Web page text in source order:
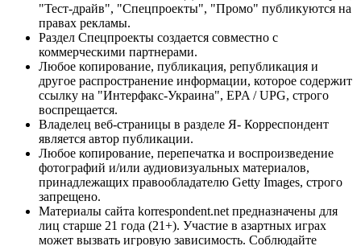
"Тест-драйв", "Спецпроекты", "Промо" публикуются на
правах рекламы.
Раздел Спецпроекты создается совместно с
коммерческими партнерами.
Любое копирование, публикация, републикация и
другое распространение информации, которое содержит
ссылку на "Интерфакс-Украина", EPA / UPG, строго
воспрещается.
Владелец веб-страницы в разделе Я- Корреспондент
является автор публикации.
Любое копирование, перепечатка и воспроизведение
фотографий и/или аудиовизуальных материалов,
принадлежащих правообладателю Getty Images, строго
запрещено.
Материалы сайта korrespondent.net предназначены для
лиц старше 21 года (21+). Участие в азартных играх
может вызвать игровую зависимость. Соблюдайте